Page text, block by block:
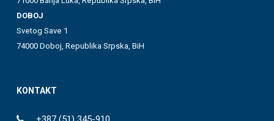
DOBOJ
Svetog Save 1
74000 Doboj, Republika Srpska, BiH
KONTAKT